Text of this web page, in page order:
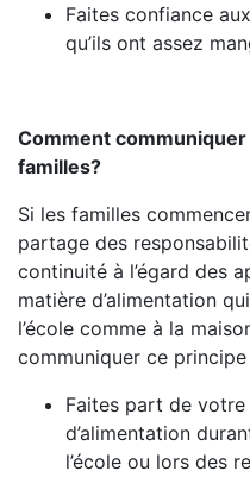
Faites confiance
qu’ils ont assez
Comment
familles?
Si les familles
partage des
continuité à l’égard des
matière d’alimentation
l’école comme à la
communiquer ce
Faites part de
d’alimentation
l’école ou lors des